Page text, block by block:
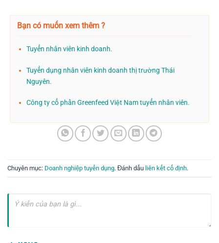
Bạn có muốn xem thêm ?
Tuyển nhân viên kinh doanh.
Tuyển dụng nhân viên kinh doanh thị trường Thái
Nguyên.
Công ty cổ phần Greenfeed Việt Nam tuyển nhân viên.
Chuyên mục: Doanh nghiệp tuyển dụng. Đánh dấu liên kết cố định.